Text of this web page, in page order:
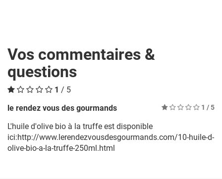
Vos commentaires &
questions
1 / 5
le rendez vous des gourmands
1 / 5
L'huile d'olive bio à la truffe est disponible
ici:http://www.lerendezvousdesgourmands.com/10-huile-d-
olive-bio-a-la-truffe-250ml.html